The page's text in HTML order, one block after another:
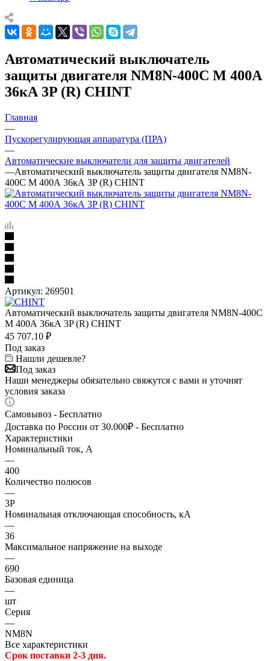
Автоматический выключатель
защиты двигателя NM8N-400C M 400А
36кА 3P (R) CHINT
Главная
—
Пускорегулирующая аппаратура (ПРА)
—
Автоматические выключатели для защиты двигателей
—Автоматический выключатель защиты двигателя NM8N-
400C M 400А 36кА 3P (R) CHINT
Артикул: 269501
Автоматический выключатель защиты двигателя NM8N-400C
M 400А 36кА 3P (R) CHINT
45 707.10 ₽
Под заказ
Нашли дешевле?
Под заказ
Наши менеджеры обязательно свяжутся с вами и уточнят
условия заказа
Самовывоз - Бесплатно
Доставка по России от 30.000₽ - Бесплатно
Характеристики
Номинальный ток, А
—
400
Количество полюсов
—
3P
Номинальная отключающая способность, кА
—
36
Максимальное напряжение на выходе
—
690
Базовая единица
—
шт
Серия
—
NM8N
Все характеристики
Срок поставки 2-3 дня.